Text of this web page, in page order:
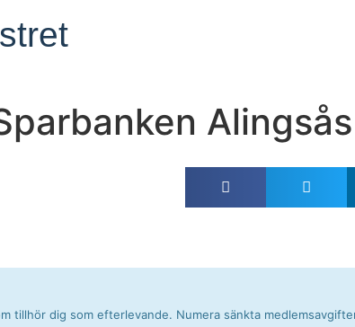
tillhör dig som efterlevande. Numera sänkta